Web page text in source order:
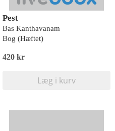
Pest
Bas Kanthavanam
Bog (Hæftet)
420 kr
Læg i kurv